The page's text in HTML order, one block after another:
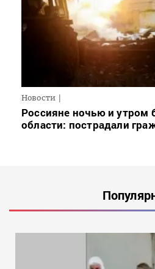
Новости
Россияне ночью и утром
области: пострадали